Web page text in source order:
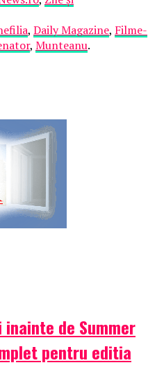
, Daily Magazine, Filme-
, Munteanu.
de Summer
pentru editia